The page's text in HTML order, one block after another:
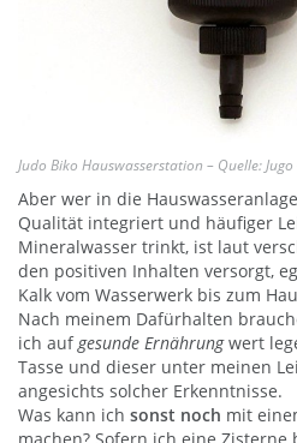
Judo Biko Hauswasserstation – Quelle:
Aber wer in die
Qualität integriert und häufiger
Mineralwasser trinkt, ist laut
den positiven Inhalten versorgt,
Kalk vom Wasserwerk bis zum
Nach meinem Dafürhalten
ich aufgesunde Ernährungwert
Tasse und dieser unter meinen
angesichts solcher Erkenntnisse.
Was kann ich sonst noch mit